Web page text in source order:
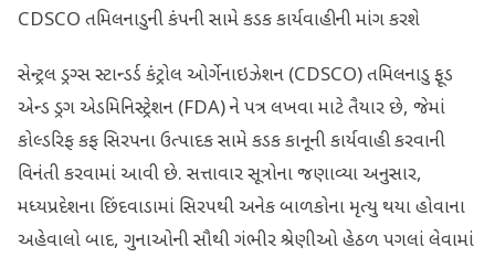
CDSCO તમિલનાડુની કંપની સામે કડક કાર્યવાહીની માંગ કરશે
સેન્ટ્રલ ડ્રગ્સ સ્ટાન્ડર્ડ કંટ્રોલ ઓર્ગેનાઇઝેશન (CDSCO) તમિલનાડુ ફૂડ
એન્ડ ડ્રગ એડમિનિસ્ટ્રેશન (FDA) ને પત્ર લખવા માટે તૈયાર છે, જેમાં
કોલ્ડરિફ કફ સિરપના ઉત્પાદક સામે કડક કાનૂની કાર્યવાહી કરવાની
વિનંતી કરવામાં આવી છે. સત્તાવાર સૂત્રોના જણાવ્યા અનુસાર,
મધ્યપ્રદેશના છિંદવાડામાં સિરપથી અનેક બાળકોના મૃત્યુ થયા હોવાના
અહેવાલો બાદ, ગુનાઓની સૌથી ગંભીર શ્રેણીઓ હેઠળ પગલાં લેવામાં